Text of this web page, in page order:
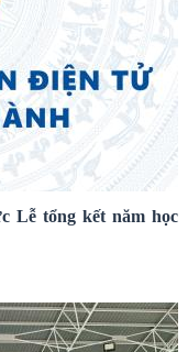
Lễ tổng kết năm học